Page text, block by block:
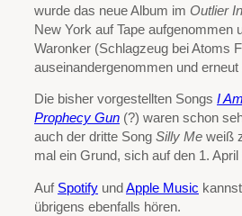
wurde das neue Album im Outlier
New York auf Tape aufgenommen
Waronker (Schlagzeug bei Atoms
auseinandergenommen und
Die bisher vorgestellten Songs I
Prophecy Gun (?) waren schon
auch der dritte Song Silly Me weiß
mal ein Grund, sich auf den 1. April
Auf Spotify und Apple Music
übrigens ebenfalls hören.